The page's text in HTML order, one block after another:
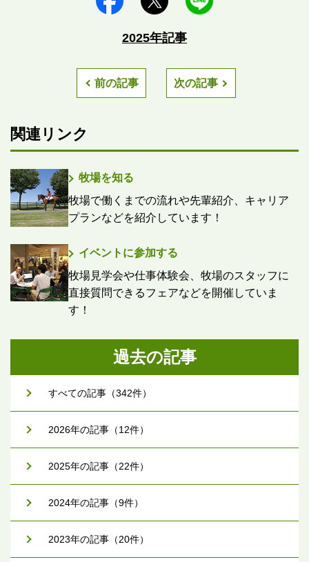
2025年記事
前の記事 次の記事
関連リンク
牧場を知る
牧場で働くまでの流れや先輩紹介、キャリア
プランなどを紹介しています！
イベントに参加する
牧場見学会や仕事体験会、牧場のスタッフに
直接質問できるフェアなどを開催していま
す！
過去の記事
すべての記事（342件）
2026年の記事（12件）
2025年の記事（22件）
2024年の記事（9件）
2023年の記事（20件）